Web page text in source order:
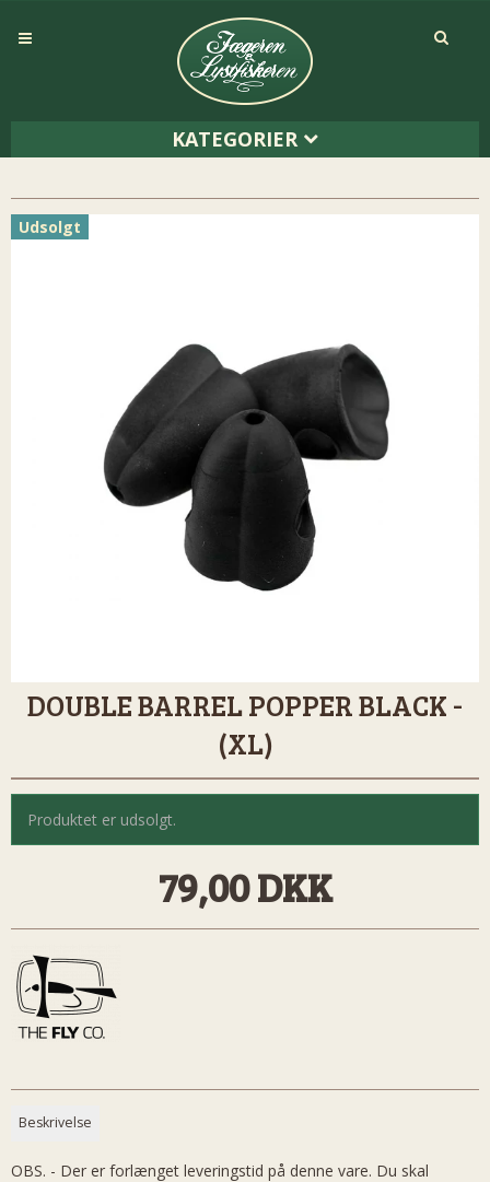
KATEGORIER
Udsolgt
DOUBLE BARREL POPPER BLACK -
(XL)
Produktet er udsolgt.
79,00 DKK
Beskrivelse
OBS. - Der er forlænget leveringstid på denne vare. Du skal